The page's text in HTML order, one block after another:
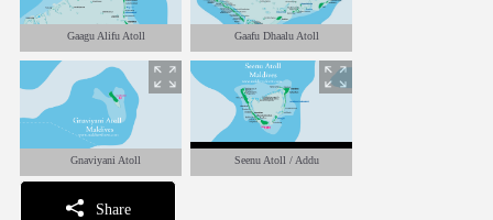
Gaagu Alifu Atoll Gaafu Dhaalu Atoll
Gnaviyani Atoll Seenu Atoll / Addu
Share